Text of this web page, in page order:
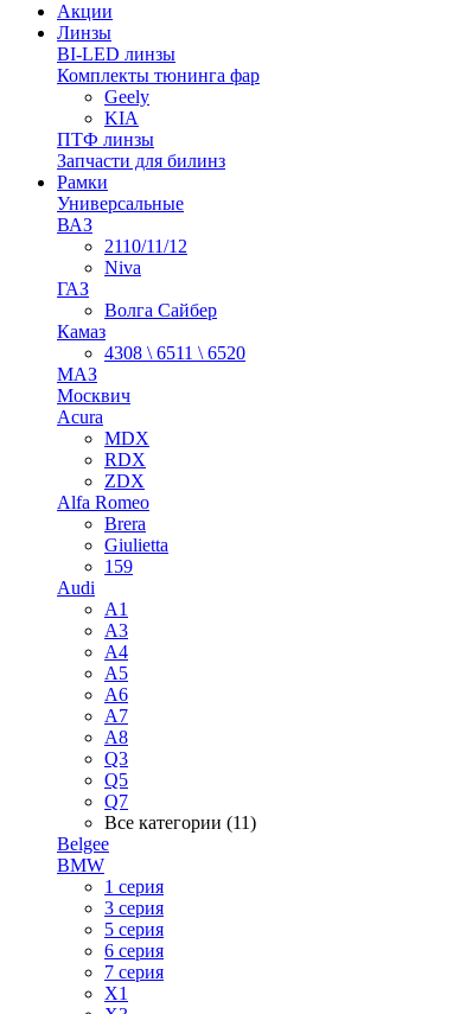
Акции
Линзы
BI-LED линзы
Комплекты тюнинга фар
Geely
KIA
ПТФ линзы
Запчасти для билинз
Рамки
Универсальные
ВАЗ
2110/11/12
Niva
ГАЗ
Волга Сайбер
Камаз
4308 \ 6511 \ 6520
МАЗ
Москвич
Acura
MDX
RDX
ZDX
Alfa Romeo
Brera
Giulietta
159
Audi
A1
A3
A4
A5
A6
A7
A8
Q3
Q5
Q7
Все категории (11)
Belgee
BMW
1 серия
3 серия
5 серия
6 серия
7 серия
X1